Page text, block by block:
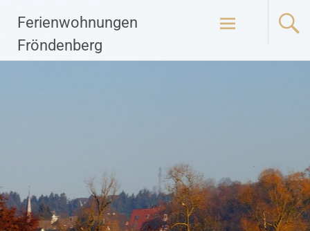
Inhalt
springen
Ferienwohnungen
Fröndenberg